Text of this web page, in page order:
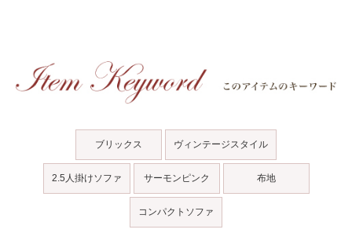
ブリックス ヴィンテージスタイル
2.5人掛けソファ サーモンピンク 布地
コンパクトソファ